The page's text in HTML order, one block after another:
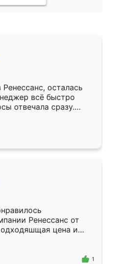
осталась
всё быстро
отвечала сразу.
подошёл к
Собрали
аккуратно, даже
Ренессанс от
цена и
Приехавший
Владислав
эскизу самый
1